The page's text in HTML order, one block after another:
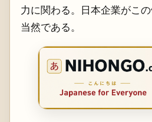
力に関わる。日本企業がこ
当然である。